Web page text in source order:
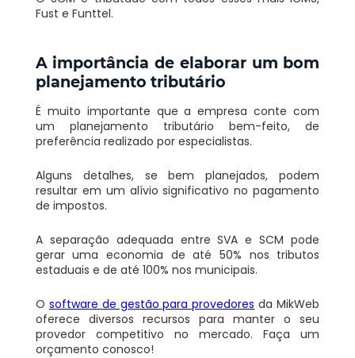
Fust e Funttel.
A importância de elaborar um bom
planejamento tributário
É muito importante que a empresa conte com
um planejamento tributário bem-feito, de
preferência realizado por especialistas.
Alguns detalhes, se bem planejados, podem
resultar em um alívio significativo no pagamento
de impostos.
A separação adequada entre SVA e SCM pode
gerar uma economia de até 50% nos tributos
estaduais e de até 100% nos municipais.
O software de gestão para provedores da MikWeb
oferece diversos recursos para manter o seu
provedor competitivo no mercado. Faça um
orçamento conosco!